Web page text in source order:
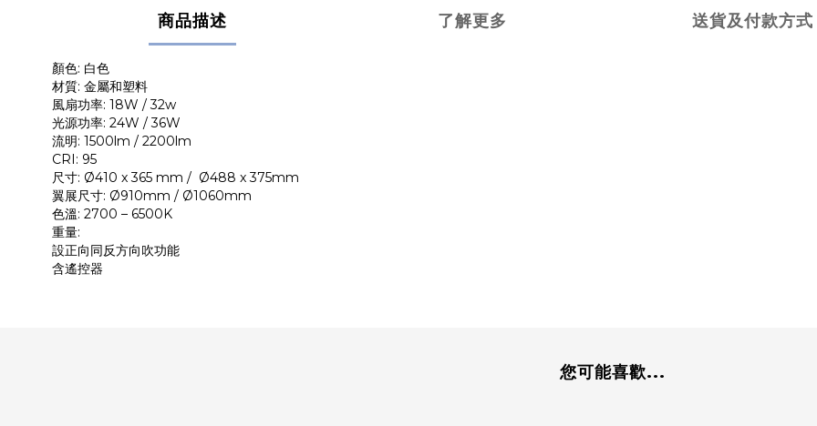
商品描述 了解更多 送貨及付款方式
顏色: 白色
材質: 金屬和塑料
風扇功率: 18W / 32w
光源功率: 24W / 36W
流明: 1500lm / 2200lm
CRI: 95
尺寸: Ø410 x 365 mm / Ø488 x 375mm
翼展尺寸: Ø910mm / Ø1060mm
色溫: 2700 – 6500K
重量:
設正向同反方向吹功能
含遙控器
您可能喜歡...